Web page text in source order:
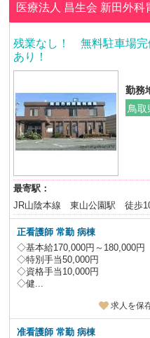
医療法人 昌生会 新田外科
残業なし！ 無料駐車場
あり！
勤務
鳥取
最寄駅：
JR山陰本線 東山公園駅 徒歩
正看護師 常勤 病棟
◇基本給170,000円～180,000円
◇特別手当50,000円
◇資格手当10,000円
◇健...
求人を保
准看護師 常勤 病棟